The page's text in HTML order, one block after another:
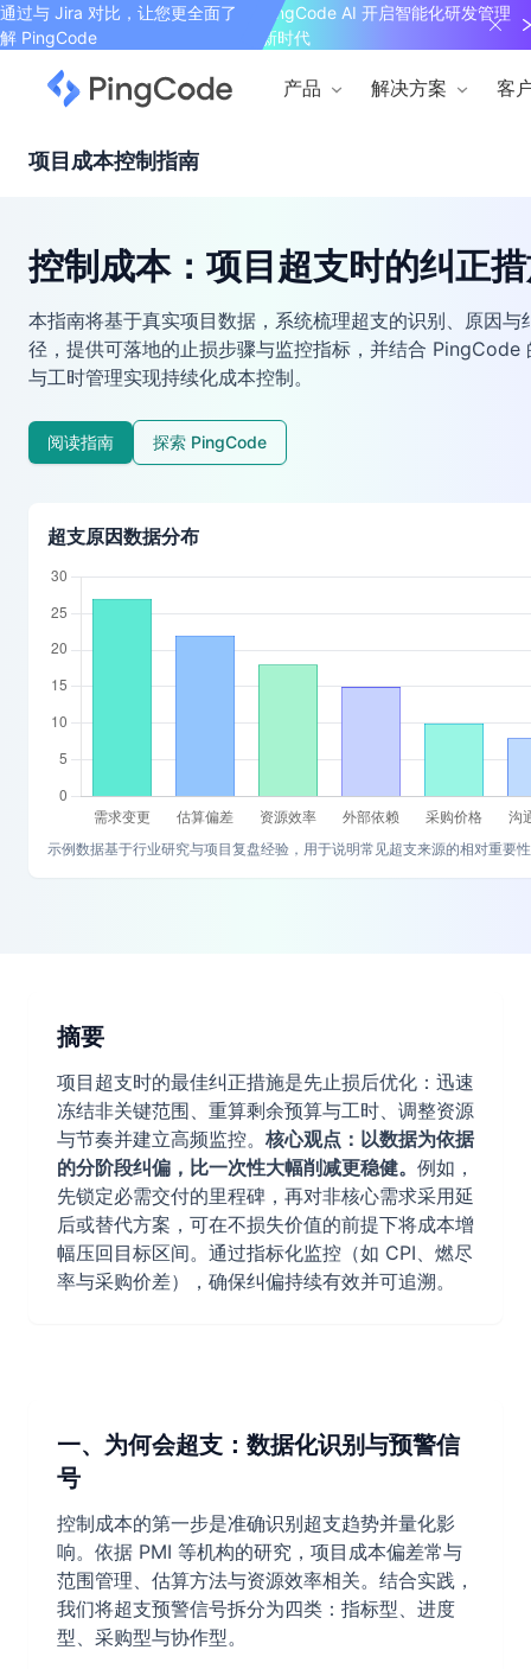
通过与 Jira 对比，让您更全面了
解 PingCode
PingCode AI 开启智能化研发管理
新时代
产品 解决方案 客
项目成本控制指南
控制成本：项目超支时的纠正
本指南将基于真实项目数据，系统梳理超支的识别、原因与
径，提供可落地的止损步骤与监控指标，并结合 PingCode
与工时管理实现持续化成本控制。
阅读指南 探索 PingCode
超支原因数据分布
示例数据基于行业研究与项目复盘经验，用于说明常见超支来源的相对重要
摘要
项目超支时的最佳纠正措施是先止损后优化：迅速
冻结非关键范围、重算剩余预算与工时、调整资源
与节奏并建立高频监控。 核心观点：以数据为依据
的分阶段纠偏，比一次性大幅削减更稳健。 例如，
先锁定必需交付的里程碑，再对非核心需求采用延
后或替代方案，可在不损失价值的前提下将成本增
幅压回目标区间。通过指标化监控（如 CPI、燃尽
率与采购价差），确保纠偏持续有效并可追溯。
一、为何会超支：数据化识别与预警信
号
控制成本的第一步是准确识别超支趋势并量化影
响。依据 PMI 等机构的研究，项目成本偏差常与
范围管理、估算方法与资源效率相关。结合实践，
我们将超支预警信号拆分为四类：指标型、进度
型、采购型与协作型。